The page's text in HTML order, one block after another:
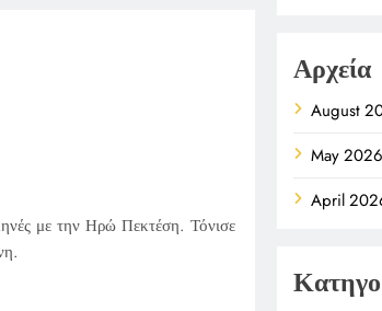
με την Ηρώ Πεκτέση. Τόνισε
Αρχεία
August
May 2026
April